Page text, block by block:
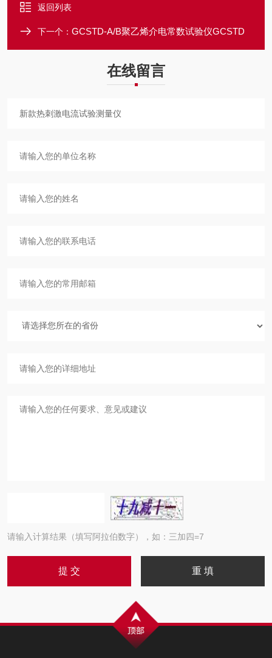
返回列表
下一个： GCSTD-A/B聚乙烯介电常数试验仪GCSTD
在线留言
请输入计算结果（填写阿拉伯数字），如：三加四=7